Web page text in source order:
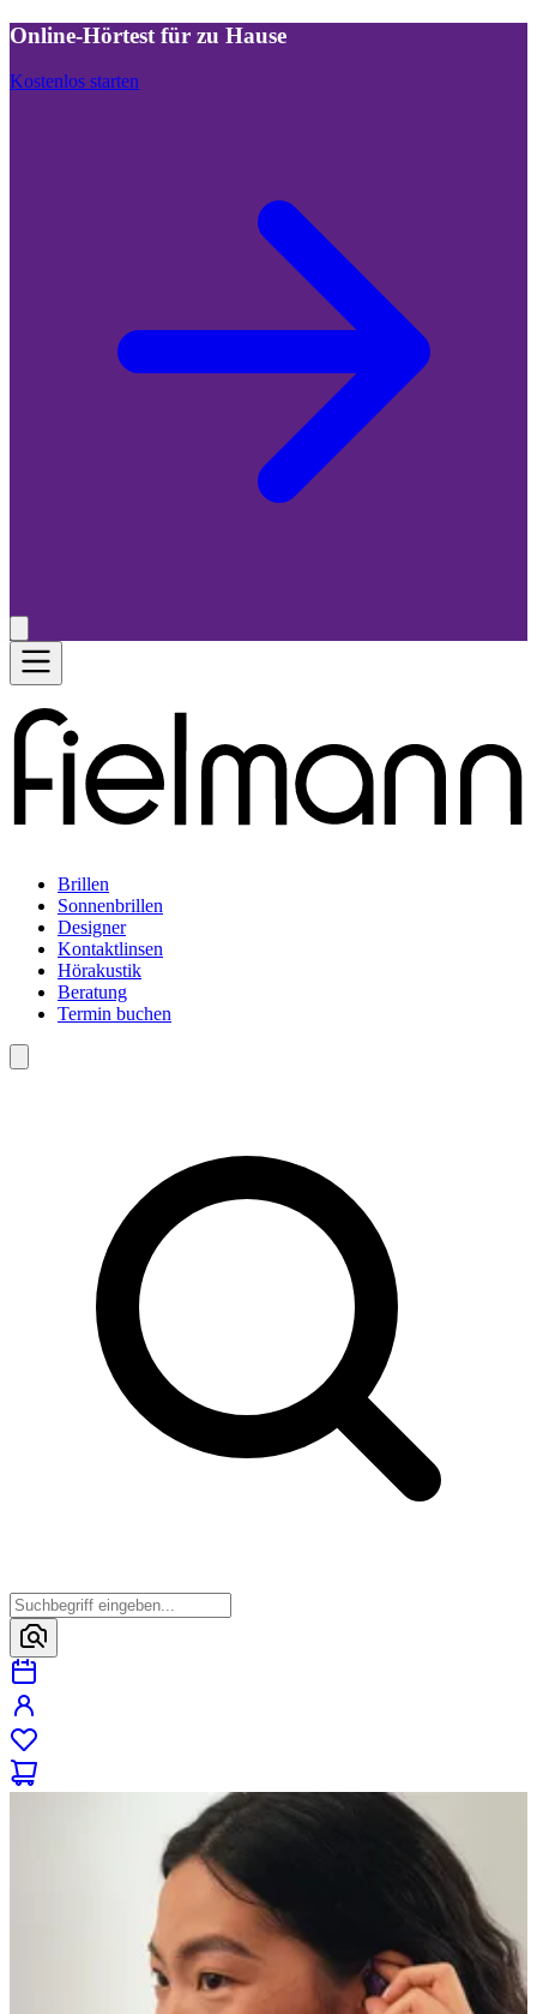
Online-Hörtest für zu Hause
Kostenlos starten
Brillen
Sonnenbrillen
Designer
Kontaktlinsen
Hörakustik
Beratung
Termin buchen